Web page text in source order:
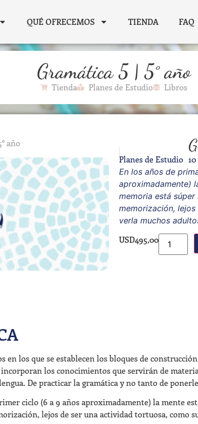
QUÉ OFRECEMOS TIENDA FAQ
Gramática 5 | 5° año
Tienda Planes de Estudio Libros
año
Planes de Estudio
En los años de
aproximadamente)
memoria está
memorización,
verla muchos
USD495,00
en los que se establecen los bloques de
los conocimientos que servirán de
De practicar la gramática y no tanto de
ciclo (6 a 9 años aproximadamente) la mente
lejos de ser una actividad tortuosa, como